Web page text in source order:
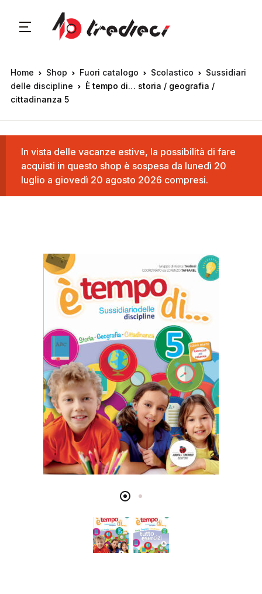
Home Shop Fuori catalogo Scolastico
Sussidiari
delle discipline
È tempo di… storia / geografia /
cittadinanza 5
In vista delle vacanze estive, la possibilità di fare
acquisti in questo shop è sospesa da lunedì 20
luglio a giovedì 20 agosto 2026 compresi.